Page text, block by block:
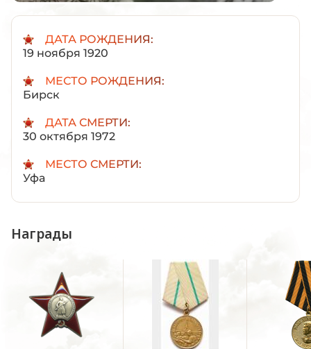
ДАТА РОЖДЕНИЯ:
19 ноября 1920
МЕСТО РОЖДЕНИЯ:
Бирск
ДАТА СМЕРТИ:
30 октября 1972
МЕСТО СМЕРТИ:
Уфа
Награды